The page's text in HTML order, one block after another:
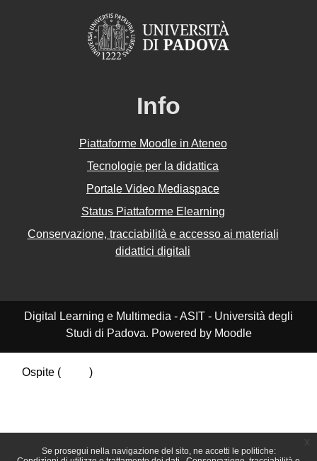
Se prosegui nella navigazione del sito, ne accetti le politiche:
Info
Piattaforme Moodle in Ateneo
Tecnologie per la didattica
Portale Video Mediaspace
Status Piattaforme Elearning
Conservazione, tracciabilità e accesso ai materiali
didattici digitali
Digital Learning e Multimedia - ASIT - Università degli
Studi di Padova. Powered by Moodle
Ospite (
)